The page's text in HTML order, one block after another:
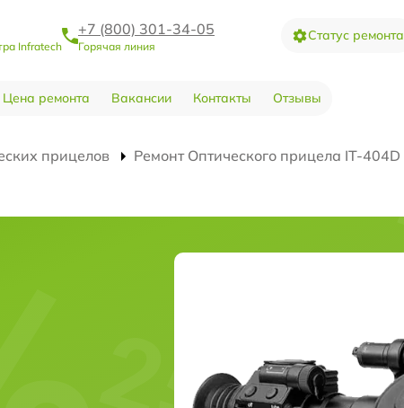
Infratech
+7 (800) 301-34-05
Горячая линия
Статус ремонта
Цена ремонта Вакансии Контакты Отзывы
прицелов
Ремонт Оптического прицела IT-404D